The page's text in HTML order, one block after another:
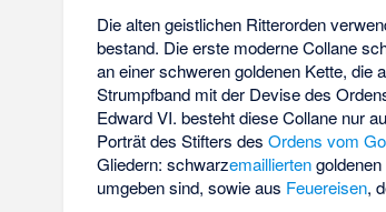
Die alten geistlichen Ritterorden
bestand. Die erste moderne Collane
an einer schweren goldenen Kette, die
Strumpfband mit der Devise des
Edward VI. besteht diese Collane nur
Porträt des Stifters desOrdens vom
Gliedern: schwarzemailliertengoldenen
umgeben sind, sowie aus Feuereisen,